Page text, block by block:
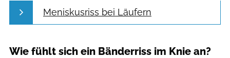
Meniskusriss bei Läufern
Wie fühlt sich ein Bänderriss im Knie an?